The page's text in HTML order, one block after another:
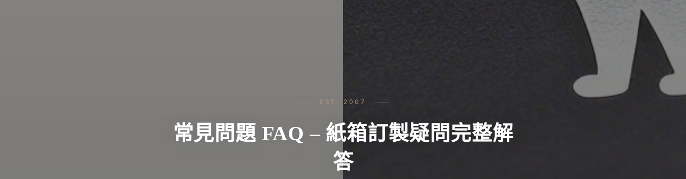
EST. 2007
常見問題 FAQ – 紙箱訂製疑問完整解
答